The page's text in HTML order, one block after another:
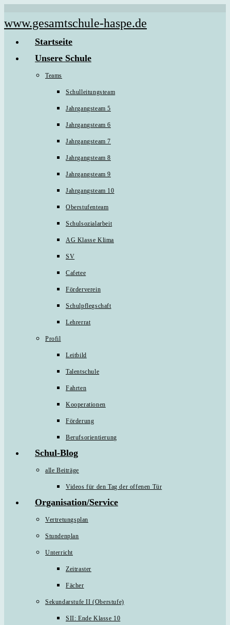
Inhalt
springen
www.gesamtschule-haspe.de
Startseite
Unsere Schule
Teams
Schulleitungsteam
Jahrgangsteam 5
Jahrgangsteam 6
Jahrgangsteam 7
Jahrgangsteam 8
Jahrgangsteam 9
Jahrgangsteam 10
Oberstufenteam
Schulsozialarbeit
AG Klasse Klima
SV
Cafetee
Förderverein
Schulpflegschaft
Lehrerrat
Profil
Leitbild
Talentschule
Fahrten
Kooperationen
Förderung
Berufsorientierung
Schul-Blog
alle Beiträge
Videos für den Tag der offenen Tür
Organisation/Service
Vertretungsplan
Stundenplan
Unterricht
Zeitraster
Fächer
Sekundarstufe II (Oberstufe)
SII: Ende Klasse 10